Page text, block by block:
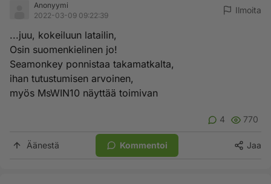
Anonyymi
2022-03-09 09:22:39
Ilmoita
...juu, kokeiluun latailin,
Osin suomenkielinen jo!
Seamonkey ponnistaa takamatkalta,
ihan tutustumisen arvoinen,
myös MsWIN10 näyttää toimivan
4 770
Äänestä Kommentoi Jaa